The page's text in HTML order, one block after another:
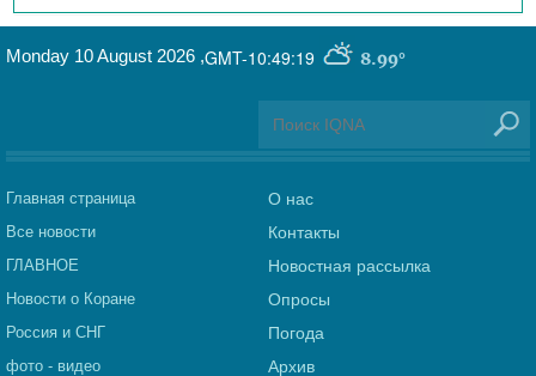
GMT-10:49:19 8.99°
Monday 10 August 2026 ,
Главная страница
Все новости
ГЛАВНОЕ
Новости о Коране
Россия и СНГ
фото - видео
О нас
Контакты
Новостная рассылка
Опросы
Погода
Архив